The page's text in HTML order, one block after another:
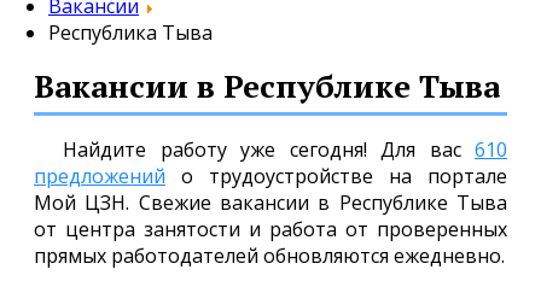
Вакансии
Республика Тыва
Вакансии в Республике Тыва
Найдите работу уже сегодня! Для вас 610
предложений о трудоустройстве на портале
Мой ЦЗН. Свежие вакансии в Республике Тыва
от центра занятости и работа от проверенных
прямых работодателей обновляются ежедневно.